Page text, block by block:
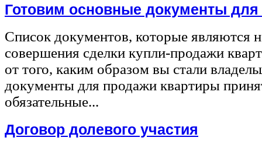
Готовим основные документы
Список документов, которые являются
совершения сделки купли-продажи
от того, каким образом вы стали
документы для продажи квартиры
обязательные...
Договор долевого участия